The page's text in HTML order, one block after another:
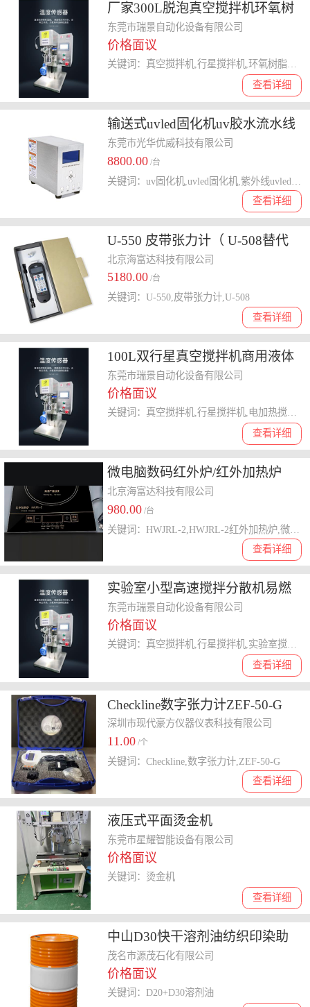
厂家300L脱泡真空搅拌机环氧树
脂多功能搅拌机陶瓷浆料强力搅
拌分散机
东莞市瑞景自动化设备有限公司
价格面议
查看详细
输送式uvled固化机uv胶水流水线
紫外线uvled固化灯光固化
东莞市光华优威科技有限公司
8800.00 /台
查看详细
U-550 皮带张力计（ U-508替代
款， U-508已经停产） 型号:U-
550库号：M18062
北京海富达科技有限公司
5180.00 /台
查看详细
关键词：U-550,皮带张力计,U-508
100L双行星真空搅拌机商用液体
搅拌机粉末真空搅拌机 加热
东莞市瑞景自动化设备有限公司
价格面议
查看详细
微电脑数码红外炉/红外加热炉
（防 腐蚀型） 型号:HWJRL-2库
号：M410559
北京海富达科技有限公司
980.00 /台
查看详细
实验室小型高速搅拌分散机易燃
物防爆搅拌机真空胶水加热 搅拌
罐
东莞市瑞景自动化设备有限公司
价格面议
查看详细
Checkline数字张力计ZEF-50-G
深圳市现代豪方仪器仪表科技有限公司
11.00 /个
查看详细
关键词：Checkline,数字张力计,ZEF-50-G
液压式平面烫金机
东莞市星耀智能设备有限公司
价格面议
查看详细
关键词：烫金机
中山D30快干溶剂油纺织印染助
剂防锈油
茂名市源茂石化有限公司
价格面议
关键词：D20+D30溶剂油